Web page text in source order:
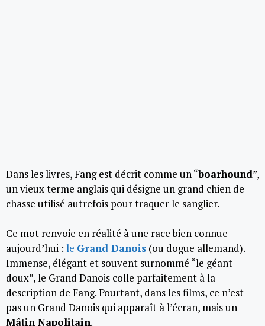
Dans les livres, Fang est décrit comme un “boarhound”,
un vieux terme anglais qui désigne un grand chien de
chasse utilisé autrefois pour traquer le sanglier.
Ce mot renvoie en réalité à une race bien connue
aujourd’hui : le Grand Danois (ou dogue allemand).
Immense, élégant et souvent surnommé “le géant
doux”, le Grand Danois colle parfaitement à la
description de Fang. Pourtant, dans les films, ce n’est
pas un Grand Danois qui apparaît à l’écran, mais un
Mâtin Napolitain.